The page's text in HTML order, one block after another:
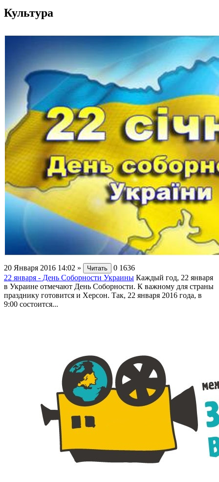
Культура
20 Января 2016 14:02 » Читать 0 1636
22 января - День Соборности Украины Каждый год, 22 января
в Украине отмечают День Соборности. К важному для страны
празднику готовится и Херсон. Так, 22 января 2016 года, в
9:00 состоится...